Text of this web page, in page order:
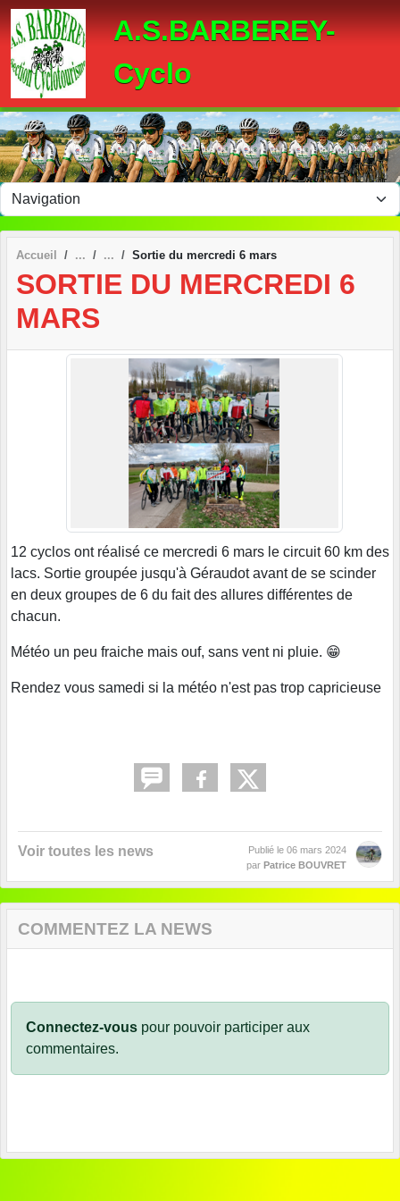
A.S.BARBEREY-
Cyclo
Accueil Sortie du mercredi 6 mars
SORTIE DU MERCREDI 6
MARS
12 cyclos ont réalisé ce mercredi 6 mars le circuit 60 km des
lacs. Sortie groupée jusqu'à Géraudot avant de se scinder
en deux groupes de 6 du fait des allures différentes de
chacun.
Météo un peu fraiche mais ouf, sans vent ni pluie. 😁
Rendez vous samedi si la météo n'est pas trop capricieuse
Voir toutes les news Publié le 06 mars 2024
par Patrice BOUVRET
COMMENTEZ LA NEWS
Connectez-vous pour pouvoir participer aux
commentaires.
Panneau de gestion des cookies